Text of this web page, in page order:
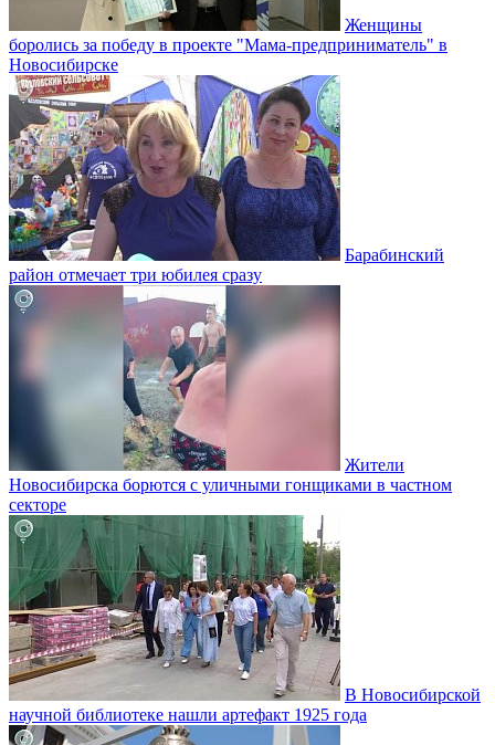
Женщины
боролись за победу в проекте "Мама-предприниматель" в
Новосибирске
Барабинский
район отмечает три юбилея сразу
Жители
Новосибирска борются с уличными гонщиками в частном
секторе
В Новосибирской
научной библиотеке нашли артефакт 1925 года